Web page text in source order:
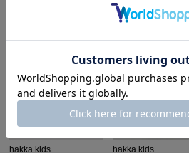
hakka kids
hakka kids